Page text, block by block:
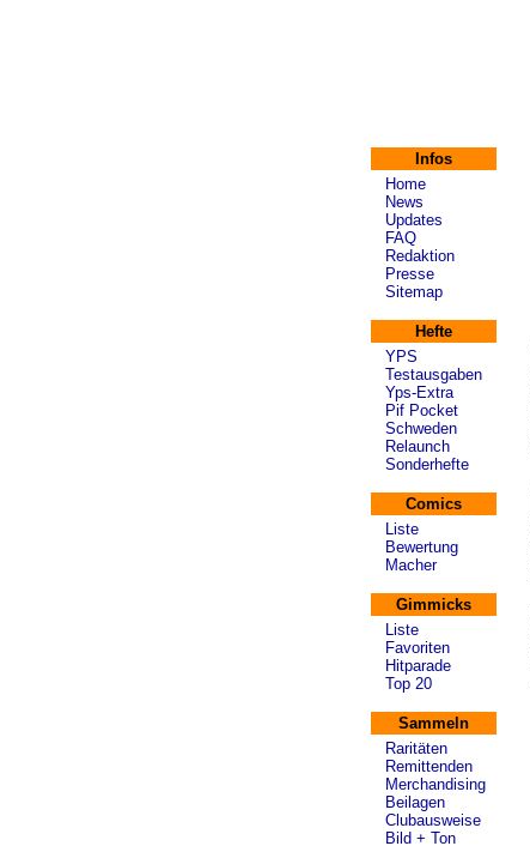
Infos
Home
News
Updates
FAQ
Redaktion
Presse
Sitemap
Hefte
YPS
Testausgaben
Yps-Extra
Pif Pocket
Schweden
Relaunch
Sonderhefte
Comics
Liste
Bewertung
Macher
Gimmicks
Liste
Favoriten
Hitparade
Top 20
Sammeln
Raritäten
Remittenden
Merchandising
Beilagen
Clubausweise
Bild + Ton